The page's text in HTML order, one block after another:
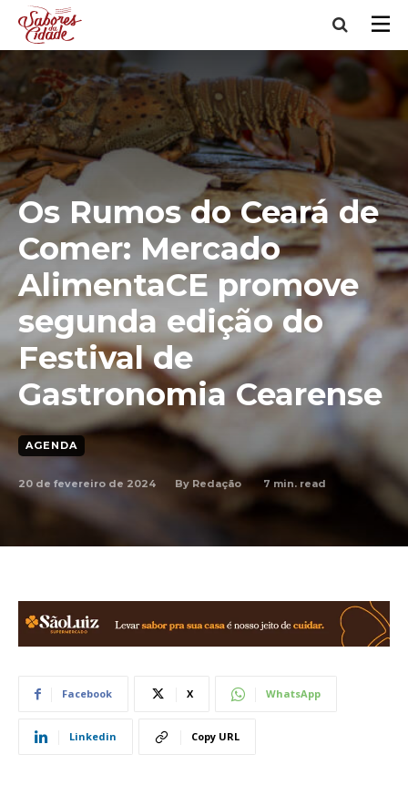
Os Rumos do Ceará de
Comer: Mercado
AlimentaCE promove
segunda edição do
Festival de
Gastronomia Cearense
AGENDA
20 de fevereiro de 2024 By Redação 7 min. read
Facebook X WhatsApp
Linkedin Copy URL